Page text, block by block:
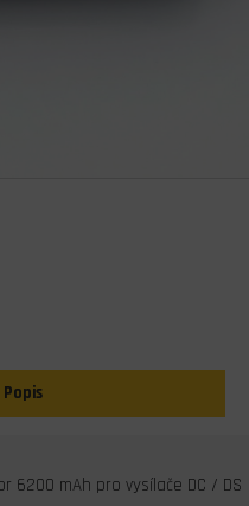
Popis
6200 mAh pro vysílače DC / DS